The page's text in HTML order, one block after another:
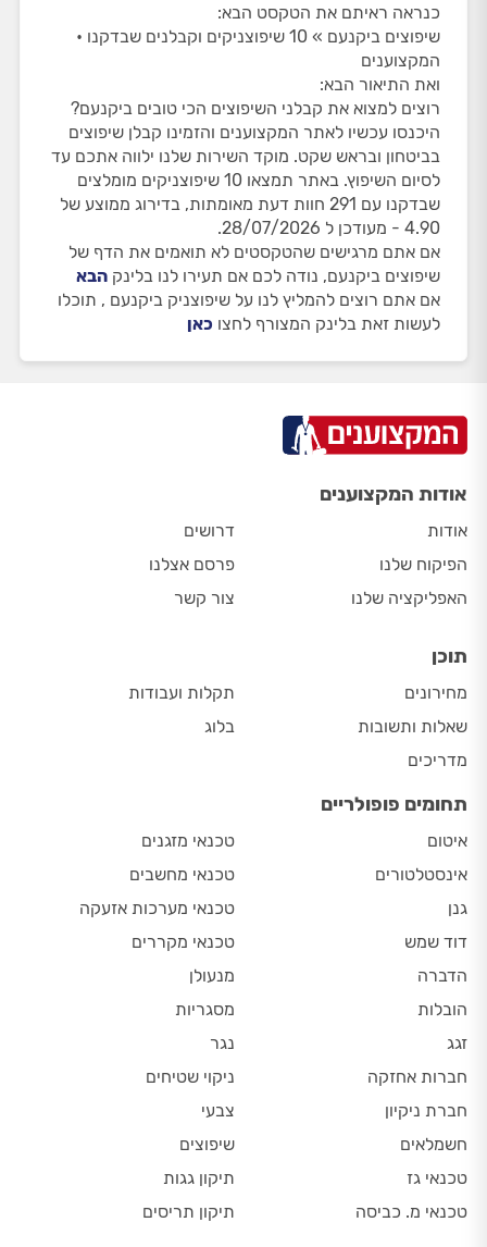
כנראה ראיתם את הטקסט הבא:
שיפוצים ביקנעם » 10 שיפוצניקים וקבלנים שבדקנו •
המקצוענים
ואת התיאור הבא:
רוצים למצוא את קבלני השיפוצים הכי טובים ביקנעם?
היכנסו עכשיו לאתר המקצוענים והזמינו קבלן שיפוצים
בביטחון ובראש שקט. מוקד השירות שלנו ילווה אתכם עד
לסיום השיפוץ. באתר תמצאו 10 שיפוצניקים מומלצים
שבדקנו עם 291 חוות דעת מאומתות, בדירוג ממוצע של
4.90 - מעודכן ל 28/07/2026.
אם אתם מרגישים שהטקסטים לא תואמים את הדף של
שיפוצים ביקנעם, נודה לכם אם תעירו לנו בלינק הבא
אם אתם רוצים להמליץ לנו על שיפוצניק ביקנעם , תוכלו
לעשות זאת בלינק המצורף לחצו כאן
אודות המקצוענים
אודות
הפיקוח שלנו
האפליקציה שלנו
דרושים
פרסם אצלנו
צור קשר
תוכן
מחירונים
שאלות ותשובות
מדריכים
תקלות ועבודות
בלוג
תחומים פופולריים
איטום
אינסטלטורים
גנן
דוד שמש
הדברה
הובלות
זגג
חברות אחזקה
חברת ניקיון
חשמלאים
טכנאי גז
טכנאי מ. כביסה
טכנאי מזגנים
טכנאי מחשבים
טכנאי מערכות אזעקה
טכנאי מקררים
מנעולן
מסגריות
נגר
ניקוי שטיחים
צבעי
שיפוצים
תיקון גגות
תיקון תריסים